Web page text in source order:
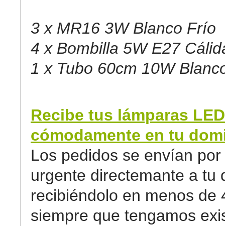
3 x MR16 3W Blanco Frío
4 x Bombilla 5W E27
1 x Tubo 60cm 10W
Recibe tus lámparas LED
cómodamente en tu
Los pedidos se envían
urgente directemante a tu
recibiéndolo en menos de
siempre que tengamos